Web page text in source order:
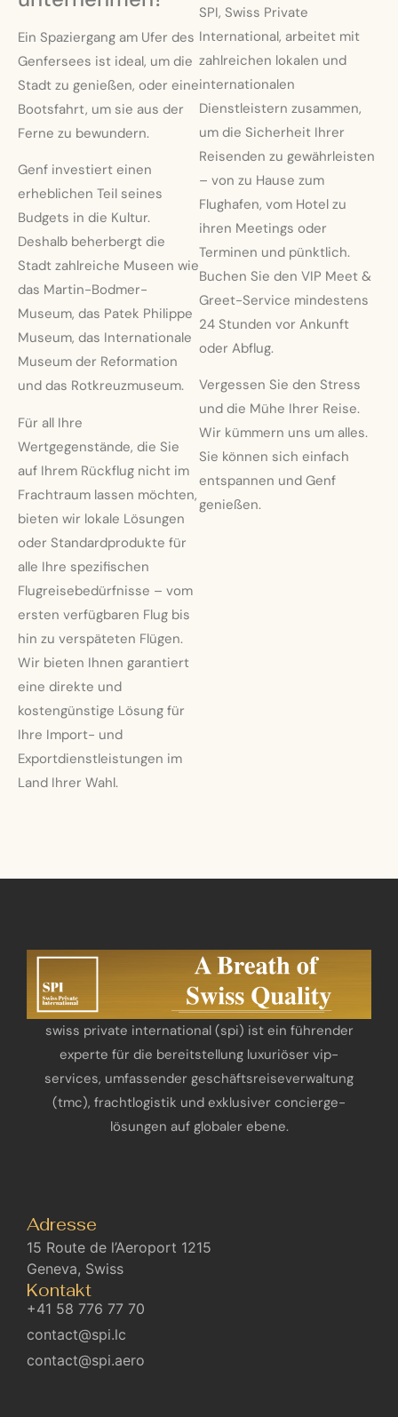
Ein Spaziergang am Ufer des
Genfersees ist ideal, um die
Stadt zu genießen, oder eine
Bootsfahrt, um sie aus der
Ferne zu bewundern.
Genf investiert einen
erheblichen Teil seines
Budgets in die Kultur.
Deshalb beherbergt die
Stadt zahlreiche Museen wie
das Martin-Bodmer-
Museum, das Patek Philippe
Museum, das Internationale
Museum der Reformation
und das Rotkreuzmuseum.
Für all Ihre
Wertgegenstände, die Sie
auf Ihrem Rückflug nicht im
Frachtraum lassen möchten,
bieten wir lokale Lösungen
oder Standardprodukte für
alle Ihre spezifischen
Flugreisebedürfnisse – vom
ersten verfügbaren Flug bis
hin zu verspäteten Flügen.
Wir bieten Ihnen garantiert
eine direkte und
kostengünstige Lösung für
Ihre Import- und
Exportdienstleistungen im
Land Ihrer Wahl.
SPI, Swiss Private
International, arbeitet mit
zahlreichen lokalen und
internationalen
Dienstleistern zusammen,
um die Sicherheit Ihrer
Reisenden zu gewährleisten
– von zu Hause zum
Flughafen, vom Hotel zu
ihren Meetings oder
Terminen und pünktlich.
Buchen Sie den VIP Meet &
Greet-Service mindestens
24 Stunden vor Ankunft
oder Abflug.
Vergessen Sie den Stress
und die Mühe Ihrer Reise.
Wir kümmern uns um alles.
Sie können sich einfach
entspannen und Genf
genießen.
swiss private international (spi) ist ein führender
experte für die bereitstellung luxuriöser vip-
services, umfassender geschäftsreiseverwaltung
(tmc), frachtlogistik und exklusiver concierge-
lösungen auf globaler ebene.
Adresse
15 Route de l’Aeroport 1215
Geneva, Swiss
Kontakt
+41 58 776 77 70
contact@spi.lc
contact@spi.aero